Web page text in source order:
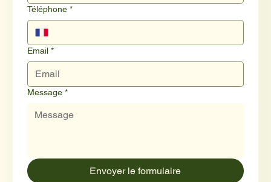
Téléphone *
Email *
Message *
Envoyer le formulaire